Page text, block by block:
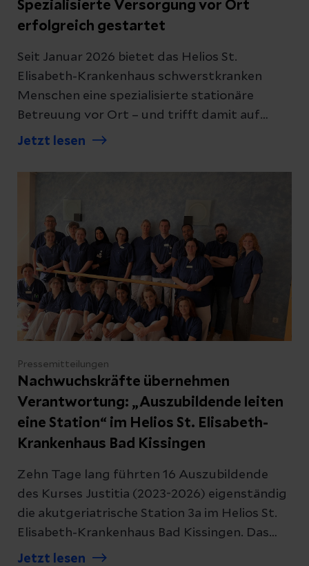
Spezialisierte Versorgung vor Ort
erfolgreich gestartet
Seit Januar 2026 bietet das Helios St.
Elisabeth-Krankenhaus schwerstkranken
Menschen eine spezialisierte stationäre
Betreuung vor Ort – und trifft damit auf
große Nachfrage in der Region.
Jetzt lesen
Pressemitteilungen
Nachwuchskräfte übernehmen
Verantwortung: „Auszubildende leiten
eine Station“ im Helios St. Elisabeth-
Krankenhaus Bad Kissingen
Zehn Tage lang führten 16 Auszubildende
des Kurses Justitia (2023-2026) eigenständig
die akutgeriatrische Station 3a im Helios St.
Elisabeth-Krankenhaus Bad Kissingen. Das
Projekt „Auszubildende leiten eine Station“
Jetzt lesen